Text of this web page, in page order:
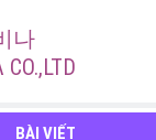
나
BÀI VIẾT